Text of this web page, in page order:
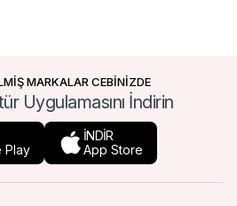
MARKALAR CEBİNİZDE
Uygulamasını İndirin
Play
İNDİR
App Store